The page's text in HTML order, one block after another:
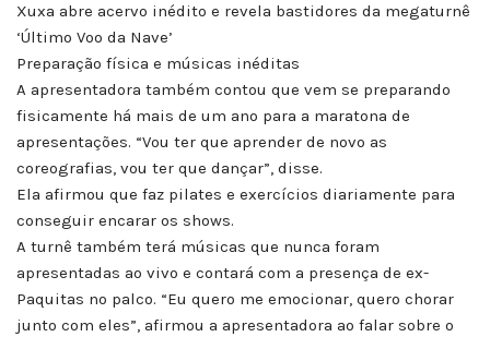
Xuxa abre acervo inédito e revela bastidores da megaturnê
‘Último Voo da Nave’
Preparação física e músicas inéditas
A apresentadora também contou que vem se preparando
fisicamente há mais de um ano para a maratona de
apresentações. “Vou ter que aprender de novo as
coreografias, vou ter que dançar”, disse.
Ela afirmou que faz pilates e exercícios diariamente para
conseguir encarar os shows.
A turnê também terá músicas que nunca foram
apresentadas ao vivo e contará com a presença de ex-
Paquitas no palco. “Eu quero me emocionar, quero chorar
junto com eles”, afirmou a apresentadora ao falar sobre o